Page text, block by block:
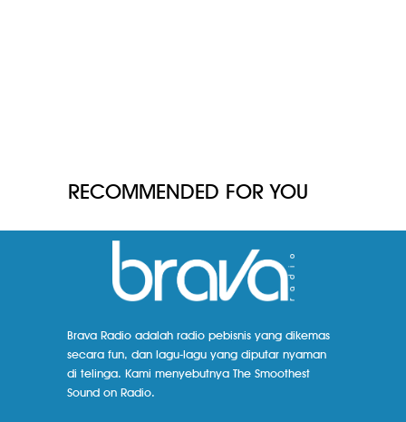
RECOMMENDED FOR YOU
Brava Radio adalah radio pebisnis yang dikemas
secara fun, dan lagu-lagu yang diputar nyaman
di telinga. Kami menyebutnya The Smoothest
Sound on Radio.